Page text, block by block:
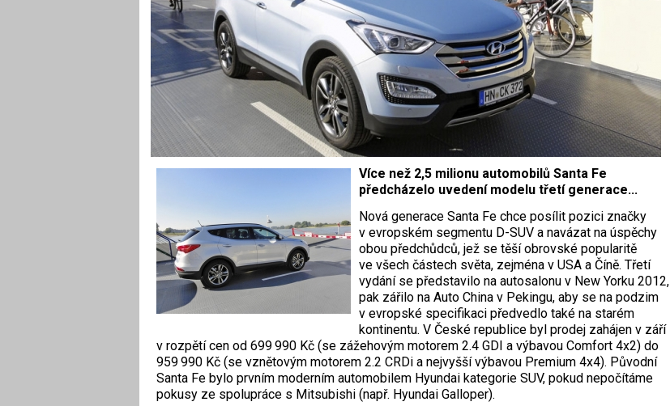
Více než 2,5 milionu automobilů Santa Fe
předcházelo uvedení modelu třetí generace...
Nová generace Santa Fe chce posílit pozici značky
v evropském segmentu D-SUV a navázat na úspěchy
obou předchůdců, jež se těší obrovské popularitě
ve všech částech světa, zejména v USA a Číně. Třetí
vydání se představilo na autosalonu v New Yorku 2012,
pak zářilo na Auto China v Pekingu, aby se na podzim
v evropské specifikaci předvedlo také na starém
kontinentu. V České republice byl prodej zahájen v září
v rozpětí cen od 699 990 Kč (se zážehovým motorem 2.4 GDI a výbavou Comfort 4x2) do
959 990 Kč (se vznětovým motorem 2.2 CRDi a nejvyšší výbavou Premium 4x4). Původní
Santa Fe bylo prvním moderním automobilem Hyundai kategorie SUV, pokud nepočítáme
pokusy ze spolupráce s Mit­subishi (např. Hyundai Galloper).